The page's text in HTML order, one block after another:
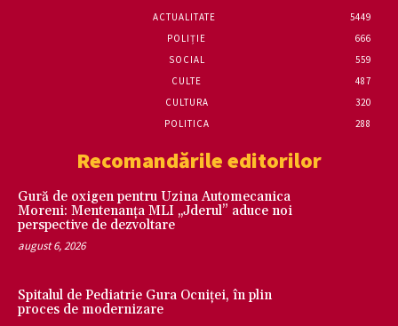
ACTUALITATE
5449
POLIȚIE
666
SOCIAL
559
CULTE
487
CULTURA
320
POLITICA
288
Recomandările editorilor
Gură de oxigen pentru Uzina Automecanica
Moreni: Mentenanța MLI „Jderul” aduce noi
perspective de dezvoltare
august 6, 2026
Spitalul de Pediatrie Gura Ocniței, în plin
proces de modernizare